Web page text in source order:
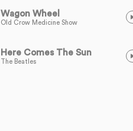
Wagon Wheel
Old Crow Medicine Show
Here Comes The Sun
The Beatles